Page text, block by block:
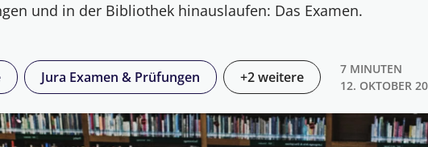
und in der Bibliothek hinauslaufen: Das Examen.
Jura Examen & Prüfungen +2 weitere
7 MINUTEN
12. OKTOBER